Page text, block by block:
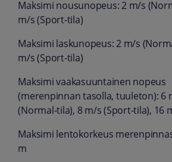
Maksimi nousunopeus: 2 m/s
m/s (Sport-tila)
Maksimi laskunopeus: 2 m/s
m/s (Sport-tila)
Maksimi vaakasuuntainen nopeus
(merenpinnan tasolla, tuuleton): 6
(Normal-tila), 8 m/s (Sport-tila), 16
Maksimi lentokorkeus
m